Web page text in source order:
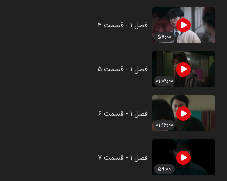
۵۷:۰۰
فصل ۱ - قسمت ۴
۰۱:۰۹:۰۰
فصل ۱ - قسمت ۵
۰۱:۱۶:۰۰
فصل ۱ - قسمت ۶
۵۹:۰۰
فصل ۱ - قسمت ۷